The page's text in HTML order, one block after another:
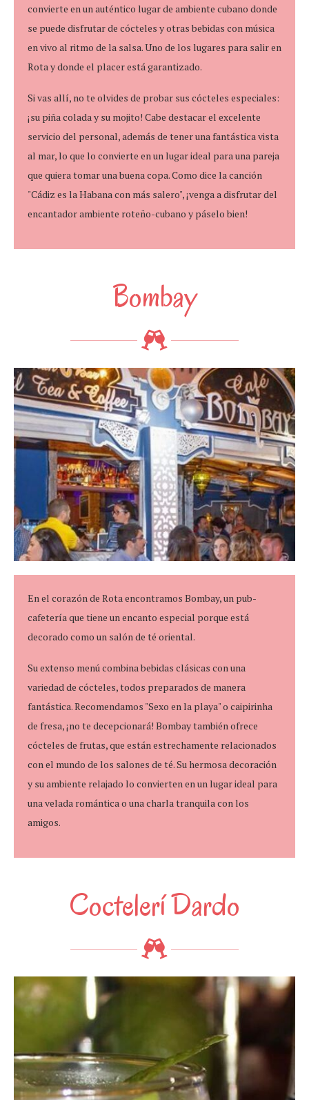
convierte en un auténtico lugar de ambiente cubano donde
se puede disfrutar de cócteles y otras bebidas con música
en vivo al ritmo de la salsa. Uno de los lugares para salir en
Rota y donde el placer está garantizado.
Si vas allí, no te olvides de probar sus cócteles especiales:
¡su piña colada y su mojito! Cabe destacar el excelente
servicio del personal, además de tener una fantástica vista
al mar, lo que lo convierte en un lugar ideal para una pareja
que quiera tomar una buena copa. Como dice la canción
"Cádiz es la Habana con más salero", ¡venga a disfrutar del
encantador ambiente roteño-cubano y páselo bien!
Bombay
En el corazón de Rota encontramos Bombay, un pub-
cafetería que tiene un encanto especial porque está
decorado como un salón de té oriental.
Su extenso menú combina bebidas clásicas con una
variedad de cócteles, todos preparados de manera
fantástica. Recomendamos "Sexo en la playa" o caipirinha
de fresa, ¡no te decepcionará! Bombay también ofrece
cócteles de frutas, que están estrechamente relacionados
con el mundo de los salones de té. Su hermosa decoración
y su ambiente relajado lo convierten en un lugar ideal para
una velada romántica o una charla tranquila con los
amigos.
Coctelerí Dardo